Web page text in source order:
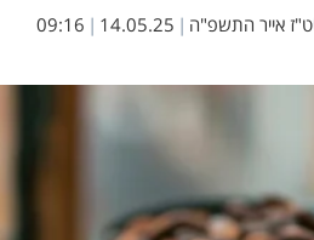
ט"ז אייר התשפ"ה |
14.05.25
|
09:16